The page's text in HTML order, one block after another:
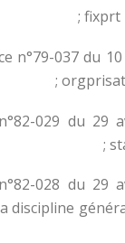
fixprt
n°79-037 du
029 du 29
028 du 29
discipline